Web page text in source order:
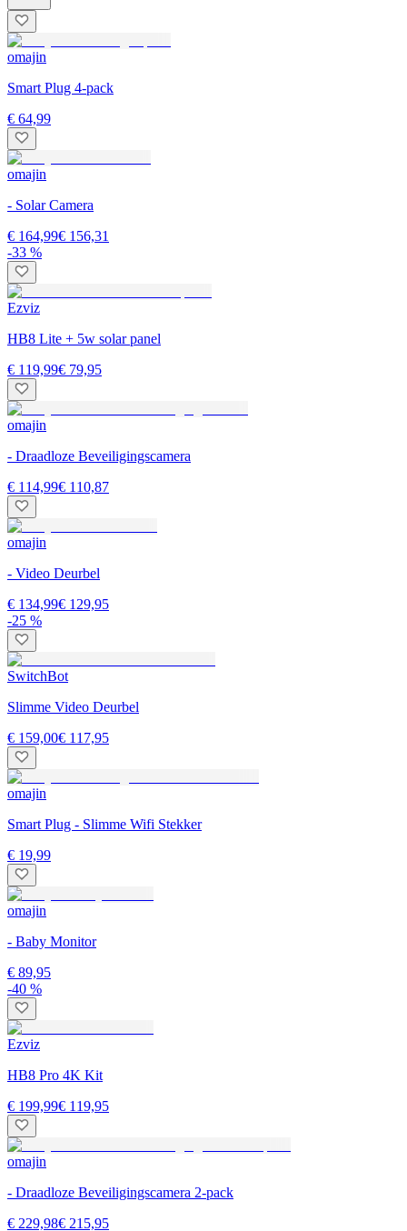
omajin
Smart Plug 4-pack
€ 64,99
omajin
- Solar Camera
€ 164,99€ 156,31
-33 %
Ezviz
HB8 Lite + 5w solar panel
€ 119,99€ 79,95
omajin
- Draadloze Beveiligingscamera
€ 114,99€ 110,87
omajin
- Video Deurbel
€ 134,99€ 129,95
-25 %
SwitchBot
Slimme Video Deurbel
€ 159,00€ 117,95
omajin
Smart Plug - Slimme Wifi Stekker
€ 19,99
omajin
- Baby Monitor
€ 89,95
-40 %
Ezviz
HB8 Pro 4K Kit
€ 199,99€ 119,95
omajin
- Draadloze Beveiligingscamera 2-pack
€ 229,98€ 215,95